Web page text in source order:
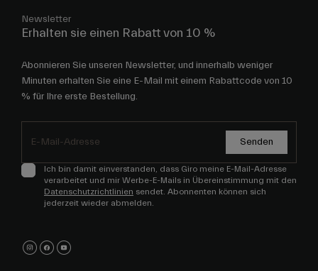
Newsletter
Erhalten sie einen Rabatt von 10 %
Abonnieren Sie unseren Newsletter, und innerhalb weniger
Minuten erhalten Sie eine E-Mail mit einem Rabattcode von 10
% für Ihre erste Bestellung.
Senden
Ich bin damit einverstanden, dass Giro meine E-Mail-Adresse
verarbeitet und mir Werbe-E-Mails in Übereinstimmung mit den
Datenschutzrichtlinien sendet. Abonnenten können sich
jederzeit wieder abmelden.